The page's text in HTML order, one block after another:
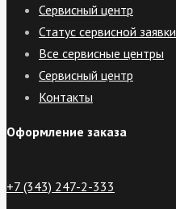
Сервисный центр
Статус сервисной заявки
Все сервисные центры
Сервисный центр
Контакты
Оформление заказа
+7 (343) 247-2-333